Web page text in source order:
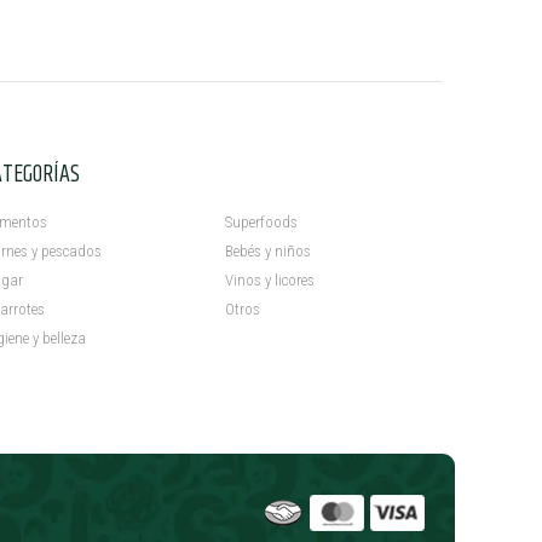
y pescados
y belleza
Superfoods
Bebés y niños
Vinos y licores
Otros